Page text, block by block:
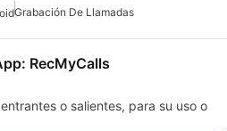
Grabación De Llamadas
RecMyCalls
o salientes, para su uso o